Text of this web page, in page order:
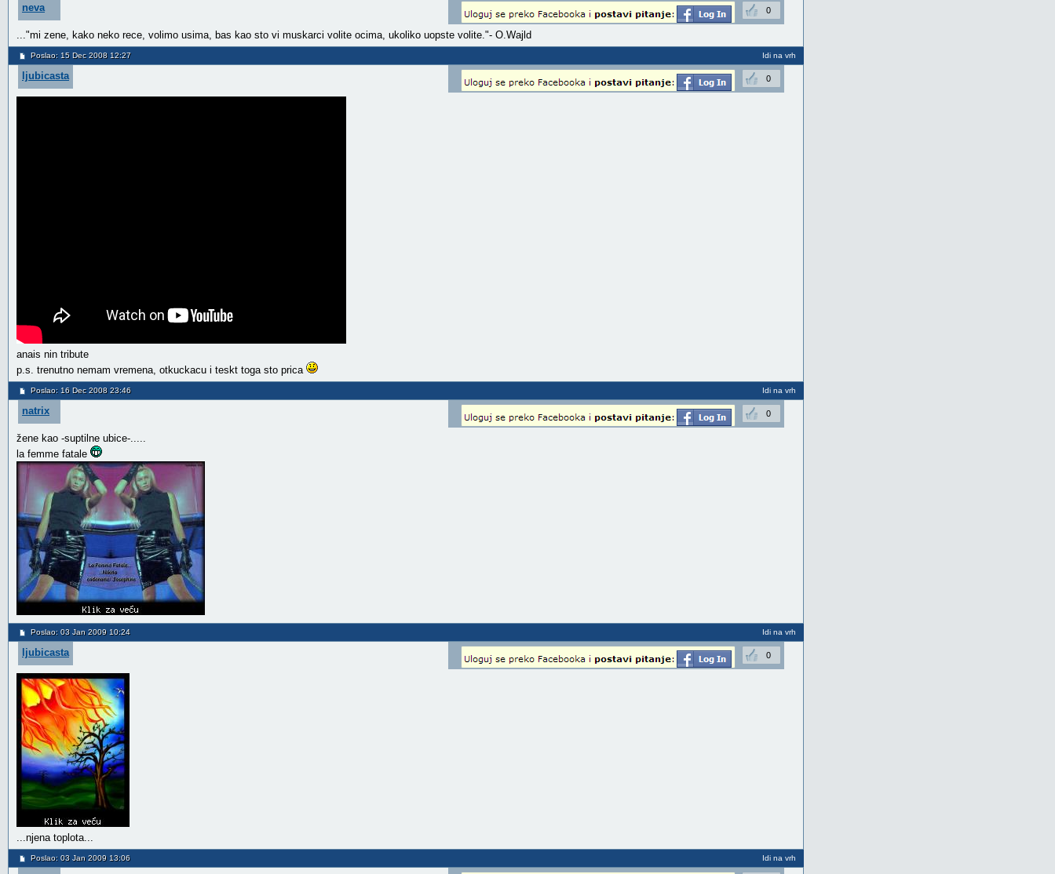
neva 0
..."mi zene, kako neko rece, volimo usima, bas kao sto vi muskarci volite ocima, ukoliko uopste volite."- O.Wajld
Poslao: 15 Dec 2008 12:27 Idi na vrh
ljubicasta 0
anais nin tribute
p.s. trenutno nemam vremena, otkuckacu i teskt toga sto prica
Poslao: 16 Dec 2008 23:46 Idi na vrh
natrix 0
žene kao -suptilne ubice-.....
la femme fatale
Poslao: 03 Jan 2009 10:24 Idi na vrh
ljubicasta 0
...njena toplota...
Poslao: 03 Jan 2009 13:06 Idi na vrh